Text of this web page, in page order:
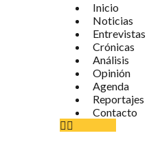
Inicio
Noticias
Entrevistas
Crónicas
Análisis
Opinión
Agenda
Reportajes
Contacto